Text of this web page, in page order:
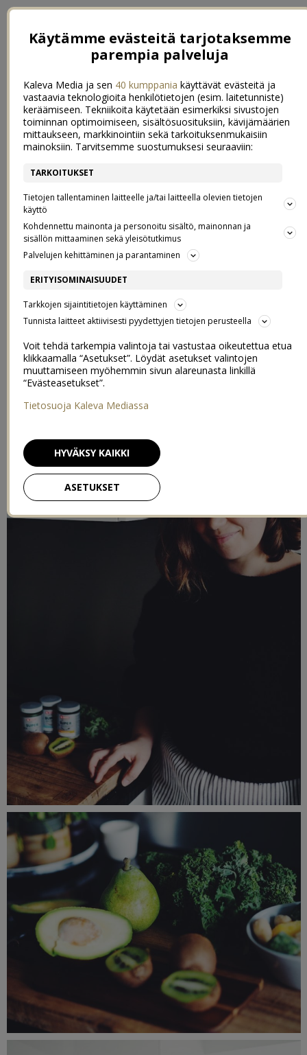
MITEN SELÄTTÄÄ
KEVÄTVÄSYMYS?
3/05/2019
Postaus toteutettu kaupallisessa yhteistyössäBioteekin
Käytämme evästeitä tarjotaksemme
parempia palveluja
Kaleva Media ja sen 40 kumppania käyttävät evästeitä ja
vastaavia teknologioita henkilötietojen (esim. laitetunniste)
keräämiseen. Tekniikoita käytetään esimerkiksi sivustojen
toiminnan optimoimiseen, sisältösuosituksiin, kävijämäärien
mittaukseen, markkinointiin sekä tarkoituksenmukaisiin
mainoksiin. Tarvitsemme suostumuksesi seuraaviin:
TARKOITUKSET
Tietojen tallentaminen laitteelle ja/tai laitteella olevien tietojen
käyttö
Kohdennettu mainonta ja personoitu sisältö, mainonnan ja
sisällön mittaaminen sekä yleisötutkimus
Palvelujen kehittäminen ja parantaminen
ERITYISOMINAISUUDET
Tarkkojen sijaintitietojen käyttäminen
Tunnista laitteet aktiivisesti pyydettyjen tietojen perusteella
Voit tehdä tarkempia valintoja tai vastustaa oikeutettua etua
klikkaamalla “Asetukset”. Löydät asetukset valintojen
muuttamiseen myöhemmin sivun alareunasta linkillä
“Evästeasetukset”.
Tietosuoja Kaleva Mediassa
ASETUKSET
HYVÄKSY KAIKKI